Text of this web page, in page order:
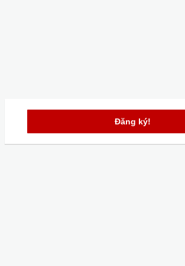
Đăng ký!